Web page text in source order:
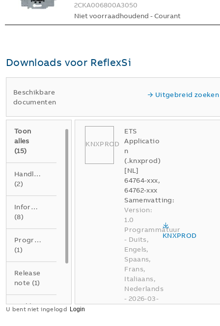
2CKA006800A3050
Niet voorraadhoudend - Courant
Downloads voor ReflexSi
Beschikbare
documenten
Uitgebreid zoeken
Toon
alles
(15)
Handleiding
(2)
Informatie
(8)
Programmatuur
(1)
Release
note (1)
Verklaring
KNXPROD
ETS
Applicatio
n
(.knxprod)
[NL]
64764-xxx,
64762-xxx
Samenvatting:
Version:
1.0
Programmatuur
- Duits,
Engels,
Spaans,
Frans,
Italiaans,
Nederlands
-2026-03-
KNXPROD
U bent niet ingelogd